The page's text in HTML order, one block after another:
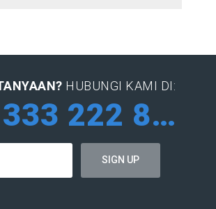
HUBUNGI KAMI DI:
081 333 222 884